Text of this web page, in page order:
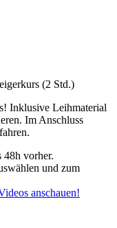
(2 Std.)
Inklusive Leihmaterial
Im Anschluss
48h vorher.
und zum
anschauen!